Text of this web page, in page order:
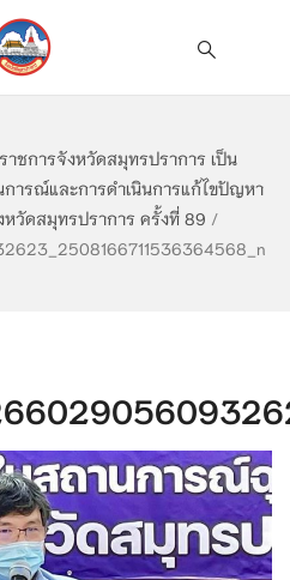
าชการจังหวัดสมุทรปราการ เป็น
การณ์และการดำเนินการแก้ไขปัญหา
หวัดสมุทรปราการ ครั้งที่ 89 /